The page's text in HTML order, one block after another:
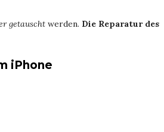
getauscht werden. Die Reparatur des
iPhone